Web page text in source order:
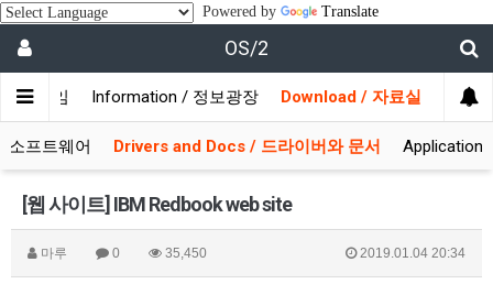
Powered by Translate
OS/2
자모임 Information / 정보광장 Download / 자료실
소프트웨어 Drivers and Docs / 드라이버와 문서
[웹 사이트] IBM Redbook web site
마루 0 35,450 2019.01.04 20:34